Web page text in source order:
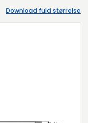
Download fuld størrelse